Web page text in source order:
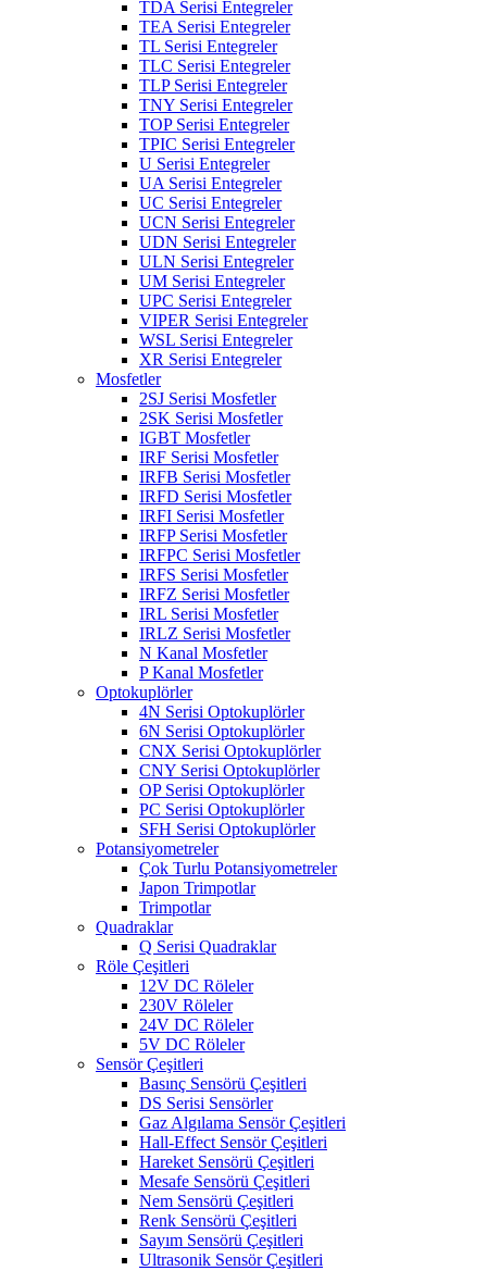
TDA Serisi Entegreler
TEA Serisi Entegreler
TL Serisi Entegreler
TLC Serisi Entegreler
TLP Serisi Entegreler
TNY Serisi Entegreler
TOP Serisi Entegreler
TPIC Serisi Entegreler
U Serisi Entegreler
UA Serisi Entegreler
UC Serisi Entegreler
UCN Serisi Entegreler
UDN Serisi Entegreler
ULN Serisi Entegreler
UM Serisi Entegreler
UPC Serisi Entegreler
VIPER Serisi Entegreler
WSL Serisi Entegreler
XR Serisi Entegreler
Mosfetler
2SJ Serisi Mosfetler
2SK Serisi Mosfetler
IGBT Mosfetler
IRF Serisi Mosfetler
IRFB Serisi Mosfetler
IRFD Serisi Mosfetler
IRFI Serisi Mosfetler
IRFP Serisi Mosfetler
IRFPC Serisi Mosfetler
IRFS Serisi Mosfetler
IRFZ Serisi Mosfetler
IRL Serisi Mosfetler
IRLZ Serisi Mosfetler
N Kanal Mosfetler
P Kanal Mosfetler
Optokuplörler
4N Serisi Optokuplörler
6N Serisi Optokuplörler
CNX Serisi Optokuplörler
CNY Serisi Optokuplörler
OP Serisi Optokuplörler
PC Serisi Optokuplörler
SFH Serisi Optokuplörler
Potansiyometreler
Çok Turlu Potansiyometreler
Japon Trimpotlar
Trimpotlar
Quadraklar
Q Serisi Quadraklar
Röle Çeşitleri
12V DC Röleler
230V Röleler
24V DC Röleler
5V DC Röleler
Sensör Çeşitleri
Basınç Sensörü Çeşitleri
DS Serisi Sensörler
Gaz Algılama Sensör Çeşitleri
Hall-Effect Sensör Çeşitleri
Hareket Sensörü Çeşitleri
Mesafe Sensörü Çeşitleri
Nem Sensörü Çeşitleri
Renk Sensörü Çeşitleri
Sayım Sensörü Çeşitleri
Ultrasonik Sensör Çeşitleri